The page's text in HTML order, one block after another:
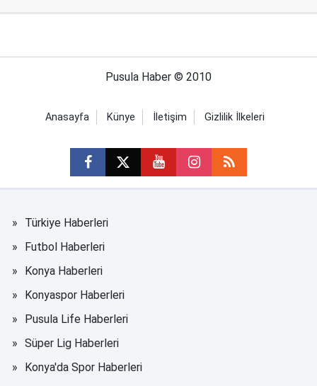
Pusula Haber © 2010
Anasayfa Künye İletişim Gizlilik İlkeleri
Türkiye Haberleri
Futbol Haberleri
Konya Haberleri
Konyaspor Haberleri
Pusula Life Haberleri
Süper Lig Haberleri
Konya'da Spor Haberleri